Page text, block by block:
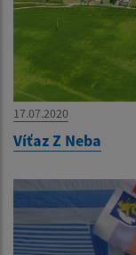
17.07.2020
Víťaz Z Neba